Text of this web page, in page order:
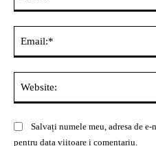
Salvați numele meu, adresa de
pentru data viitoare i comentariu.